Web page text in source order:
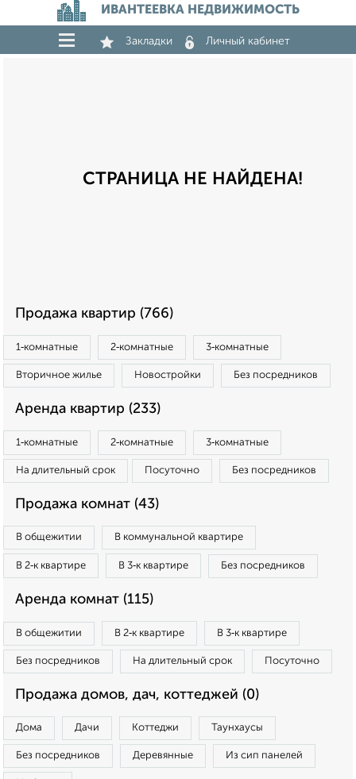
ИВАНТЕЕВКА НЕДВИЖИМОСТЬ
Закладки Личный кабинет
СТРАНИЦА НЕ НАЙДЕНА!
Продажа квартир (766)
1‑комнатные 2‑комнатные 3‑комнатные
Вторичное жилье Новостройки Без посредников
Аренда квартир (233)
1‑комнатные 2‑комнатные 3‑комнатные
На длительный срок Посуточно Без посредников
Продажа комнат (43)
В общежитии В коммунальной квартире
В 2‑к квартире В 3‑к квартире Без посредников
Аренда комнат (115)
В общежитии В 2‑к квартире В 3‑к квартире
Без посредников На длительный срок Посуточно
Продажа домов, дач, коттеджей (0)
Дома Дачи Коттеджи Таунхаусы
Без посредников Деревянные Из сип панелей